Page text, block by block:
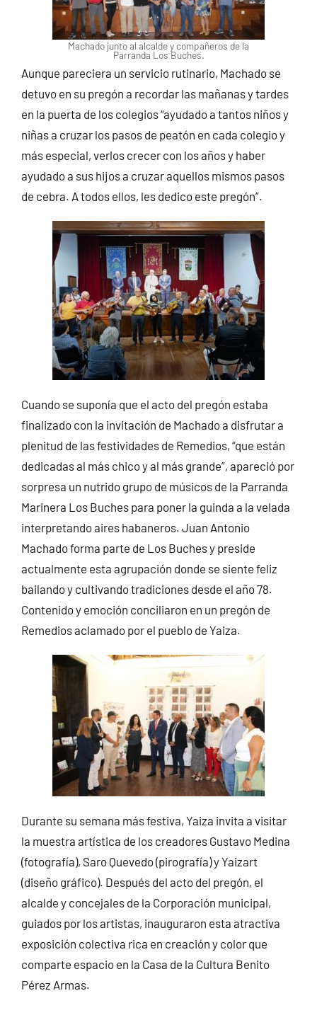
Machado junto al alcalde y compañeros de la
Parranda Los Buches.
Aunque pareciera un servicio rutinario, Machado se
detuvo en su pregón a recordar las mañanas y tardes
en la puerta de los colegios “ayudado a tantos niños y
niñas a cruzar los pasos de peatón en cada colegio y
más especial, verlos crecer con los años y haber
ayudado a sus hijos a cruzar aquellos mismos pasos
de cebra. A todos ellos, les dedico este pregón”.
Cuando se suponía que el acto del pregón estaba
finalizado con la invitación de Machado a disfrutar a
plenitud de las festividades de Remedios, “que están
dedicadas al más chico y al más grande”, apareció por
sorpresa un nutrido grupo de músicos de la Parranda
Marinera Los Buches para poner la guinda a la velada
interpretando aires habaneros. Juan Antonio
Machado forma parte de Los Buches y preside
actualmente esta agrupación donde se siente feliz
bailando y cultivando tradiciones desde el año 78.
Contenido y emoción conciliaron en un pregón de
Remedios aclamado por el pueblo de Yaiza.
Durante su semana más festiva, Yaiza invita a visitar
la muestra artística de los creadores Gustavo Medina
(fotografía), Saro Quevedo (pirografía) y Yaizart
(diseño gráfico). Después del acto del pregón, el
alcalde y concejales de la Corporación municipal,
guiados por los artistas, inauguraron esta atractiva
exposición colectiva rica en creación y color que
comparte espacio en la Casa de la Cultura Benito
Pérez Armas.